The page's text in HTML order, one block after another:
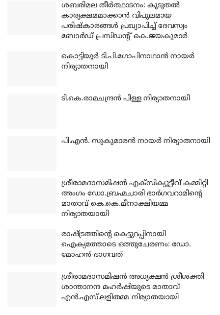
ശബരിമല തീര്‍ത്ഥാടനം: കൂടുതല്‍
കാര്യക്ഷമമാക്കാന്‍ വിപുലമായ
പരിഷ്‌കാരങ്ങള്‍ പ്രഖ്യാപിച്ച് ദേവസ്വം
ബോര്‍ഡ് പ്രസിഡന്റ് കെ.ജയകുമാര്‍
കൊട്ടിയൂര്‍ ടി.പി.ഗോപിനാഥാന്‍ നായര്‍
നിര്യാതനായി
ടി.കെ.രാമചന്ദ്രന്‍ പിള്ള നിര്യാതനായി
പി.എന്‍. സുകുമാരന്‍ നായര്‍ നിര്യാതനായി
ശ്രീരാമദാസമിഷന്‍ എക്‌സിക്യൂട്ടീവ് കമ്മിറ്റി
അംഗം ഡോ.ബ്രഹ്മചാരി ഭാര്‍ഗവറാമിന്റെ
മാതാവ് കെ.കെ.മീനാക്ഷിയമ്മ
നിര്യാതയായി
രാഷ്ട്രത്തിന്റെ കെട്ടുറപ്പിനായി
ഐക്യത്തോടെ ഒത്തുചേരണം: ഡോ.
മോഹന്‍ ഭാഗവത്
ശ്രീരാമദാസമിഷന്‍ അധ്യക്ഷന്‍ ശ്രീശക്തി
ശാന്താനന്ദ മഹര്‍ഷിയുടെ മാതാവ്
എന്‍.എസ്.ലളിതമ്മ നിര്യാതയായി